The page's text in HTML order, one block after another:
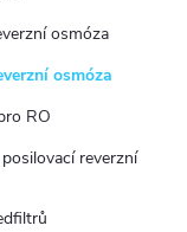
osmóza
osmóza
RO
reverzní